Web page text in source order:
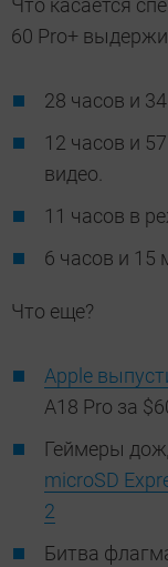
Что касается
60 Pro+
28 часов и
12 часов и
видео.
11 часов в
6 часов и 15
Что еще?
Apple
А18 Pro за
Геймеры
microSD
2
Битва